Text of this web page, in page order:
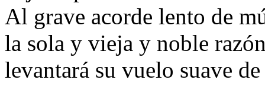
Al grave acorde lento de
la sola y vieja y noble
levantará su vuelo suave